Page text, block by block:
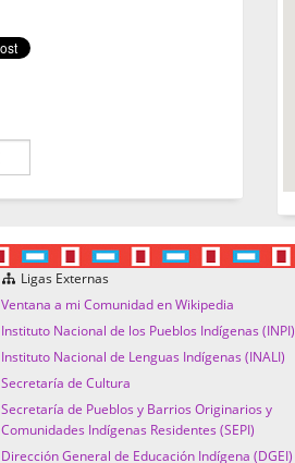
Ligas Externas
Ventana a mi Comunidad en Wikipedia
Instituto Nacional de los Pueblos Indígenas (INPI)
Instituto Nacional de Lenguas Indígenas (INALI)
Secretaría de Cultura
Secretaría de Pueblos y Barrios Originarios y
Comunidades Indígenas Residentes (SEPI)
Dirección General de Educación Indígena (DGEI)